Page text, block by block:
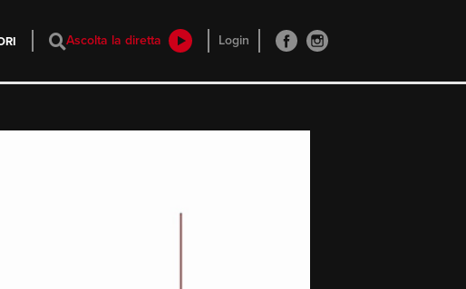
Ascolta la diretta Login